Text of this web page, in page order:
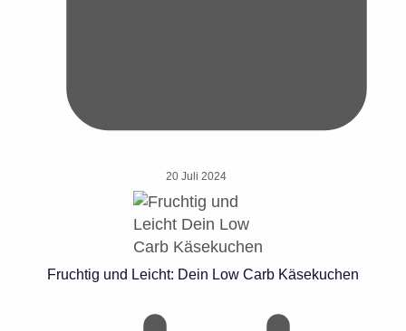
20 Juli 2024
Fruchtig und Leicht: Dein Low Carb Käsekuchen